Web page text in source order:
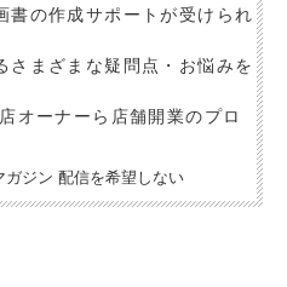
の作成サポートが受けられ
まざまな疑問点・お悩みを
オーナーら店舗開業のプロ
ジン 配信を希望しない